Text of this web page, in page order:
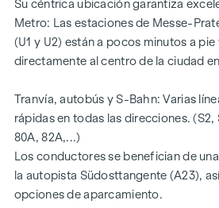
Perfectas conexiones de
A pocos minutos del Prater,
Certificado energético:
GEE,SK = 0,67
ala de calle DG: HWB REF,SK =
0,68
Ala de calle de planta estándar:
kWh/m2a F GEE,SK = 1,81
Planta estándar ala patio: HWB
Su céntrica ubicación garantiza
Metro: Las estaciones de Messe-
(U1 y U2) están a pocos minutos a pie
directamente al centro de la ciudad
Tranvía, autobús y S-Bahn: Varias
rápidas en todas las direcciones. (S2,
80A, 82A,...)
Los conductores se benefician de
la autopista Südosttangente (A23),
opciones de aparcamiento.